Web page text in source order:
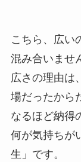
こちら、広い
混み合いませ
広さの理由は
場だったから
なるほど納得
何が気持ちが
生」です。